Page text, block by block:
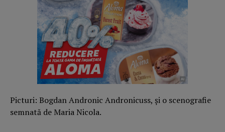
Picturi: Bogdan Andronic Andronicuss, și o scenografie
semnată de Maria Nicola.